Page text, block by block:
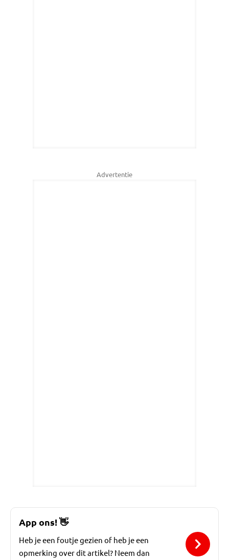
Advertentie
App ons!👋
Heb je een foutje gezien of heb je een
opmerking over dit artikel? Neem dan